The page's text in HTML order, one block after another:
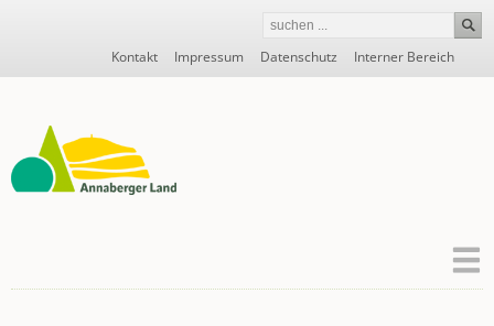
Navigation
überspringen
Kontakt Impressum Datenschutz Interner Bereich